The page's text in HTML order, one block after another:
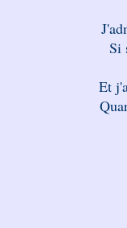
Si
Et